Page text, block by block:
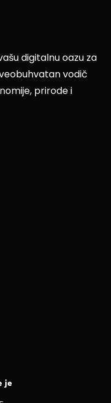
digitalnu oazu za
vodič
prirode i
je